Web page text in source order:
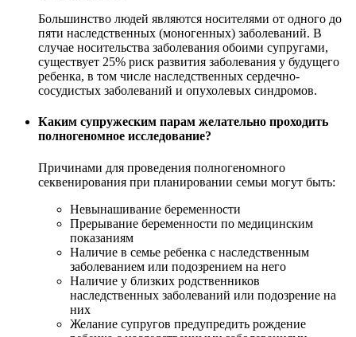
Большинство людей являются носителями от одного до
пяти наследственных (моногенных) заболеваний. В
случае носительства заболевания обоими супругами,
существует 25% риск развития заболевания у будущего
ребенка, в том числе наследственных сердечно-
сосудистых заболеваний и опухолевых синдромов.
Каким супружеским парам желательно проходить
полногеномное исследование?
Причинами для проведения полногеномного
секвенирования при планировании семьи могут быть:
Невынашивание беременности
Прерывание беременности по медицинским
показаниям
Наличие в семье ребенка с наследственным
заболеванием или подозрением на него
Наличие у близких родственников
наследственных заболеваний или подозрение на
них
Желание супругов предупредить рождение